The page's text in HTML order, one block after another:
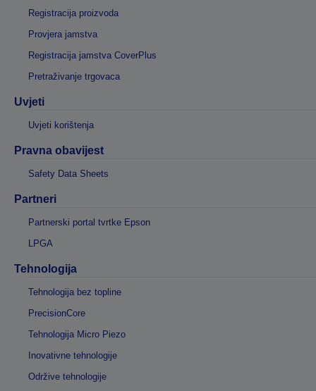
Registracija proizvoda
Provjera jamstva
Registracija jamstva CoverPlus
Pretraživanje trgovaca
Uvjeti
Uvjeti korištenja
Pravna obavijest
Safety Data Sheets
Partneri
Partnerski portal tvrtke Epson
LPGA
Tehnologija
Tehnologija bez topline
PrecisionCore
Tehnologija Micro Piezo
Inovativne tehnologije
Održive tehnologije